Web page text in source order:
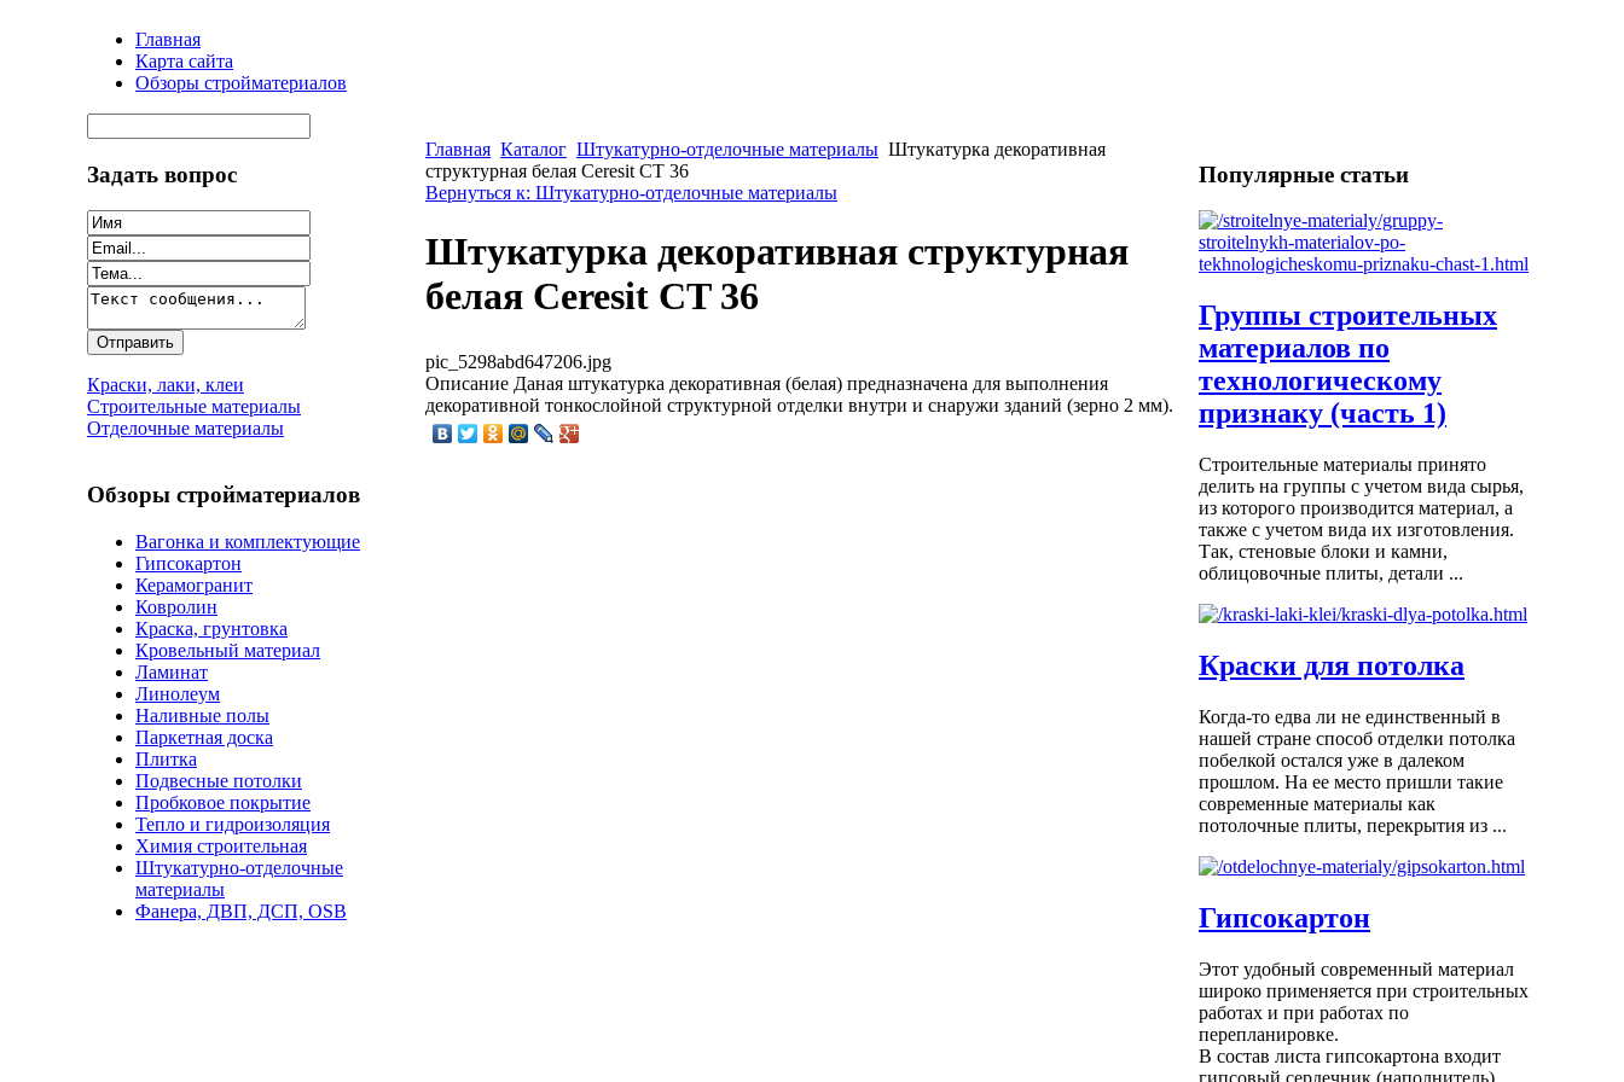
Главная
Карта сайта
Обзоры стройматериалов
Задать вопрос
Краски, лаки, клеи
Строительные материалы
Отделочные материалы
Обзоры стройматериалов
Вагонка и комплектующие
Гипсокартон
Керамогранит
Ковролин
Краска, грунтовка
Кровельный материал
Ламинат
Линолеум
Наливные полы
Паркетная доска
Плитка
Подвесные потолки
Пробковое покрытие
Тепло и гидроизоляция
Химия строительная
Штукатурно-отделочные
материалы
Фанера, ДВП, ДСП, OSB
Главная Каталог Штукатурно-отделочные материалы Штукатурка декоративная
структурная белая Ceresit CT 36
Вернуться к: Штукатурно-отделочные материалы
Штукатурка декоративная структурная
белая Ceresit CT 36
pic_5298abd647206.jpg
Описание Даная штукатурка декоративная (белая) предназначена для выполнения
декоративной тонкослойной структурной отделки внутри и снаружи зданий (зерно 2 мм).
Популярные статьи
Группы строительных
материалов по
технологическому
признаку (часть 1)
Строительные материалы принято
делить на группы с учетом вида сырья,
из которого производится материал, а
также с учетом вида их изготовления.
Так, стеновые блоки и камни,
облицовочные плиты, детали ...
Краски для потолка
Когда-то едва ли не единственный в
нашей стране способ отделки потолка
побелкой остался уже в далеком
прошлом. На ее место пришли такие
современные материалы как
потолочные плиты, перекрытия из ...
Гипсокартон
Этот удобный современный материал
широко применяется при строительных
работах и при работах по
перепланировке.
В состав листа гипсокартона входит
гипсовый сердечник (наполнитель),